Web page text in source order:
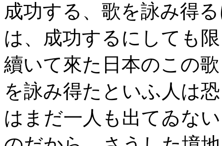
成功する、歌を詠み得
は、成功するにしても
續いて來た日本のこの
を詠み得たといふ人は
はまだ一人も出てゐな